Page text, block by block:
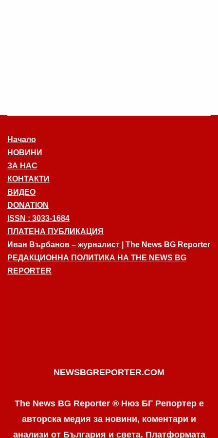
Начало
НОВИНИ
ЗА НАС
КОНТАКТИ
ВИДЕО
DONATION
ISSN : 3033-1684
ПЛАТЕНА ПУБЛИКАЦИЯ
Иван Върбанов – журналист | The News BG Reporter
РЕДАКЦИОННА ПОЛИТИКА НА THE NEWS BG
REPORTER
NEWSBGREPORTER.COM
The News BG Reporter ® Нюз БГ Репортер е
авторска медия за новини, коментари и
анализи от България и света. Платформата